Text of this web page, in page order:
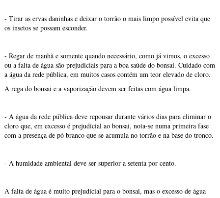
- Tirar as ervas daninhas e deixar o torrão o mais limpo possível evita que
os insetos se possam esconder.
- Regar de manhã e somente quando necessário, como já vimos, o excesso
ou a falta de água são prejudiciais para a boa saúde do bonsai. Cuidado com
a água da rede pública, em muitos casos contém um teor elevado de cloro.
A rega do bonsai e a vaporização devem ser feitas com água limpa.
- A água da rede pública deve repousar durante vários dias para eliminar o
cloro que, em excesso é prejudicial ao bonsai, nota-se numa primeira fase
com a presença de pó branco que se acumula no torrão e na base do tronco.
- A humidade ambiental deve ser superior a setenta por cento.
A falta de água é muito prejudicial para o bonsai, mas o excesso de água